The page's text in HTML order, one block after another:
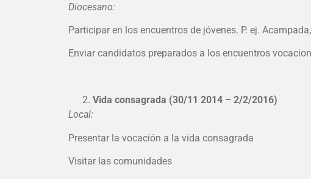
Diocesano:
Participar en los encuentros de jóvenes. P. ej.
Enviar candidatos preparados a los encuentros
Vida consagrada (30/11 2014 – 2/2/2016)
Local:
Presentar la vocación a la vida consagrada
Visitar las comunidades